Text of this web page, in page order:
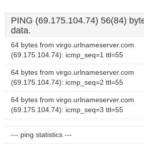
PING (69.175.104.74) 56(84)
data.
64 bytes from virgo.urlnameserver.com
(69.175.104.74): icmp_seq=1 ttl=55
64 bytes from virgo.urlnameserver.com
(69.175.104.74): icmp_seq=2 ttl=55
64 bytes from virgo.urlnameserver.com
(69.175.104.74): icmp_seq=3 ttl=55
--- ping statistics ---